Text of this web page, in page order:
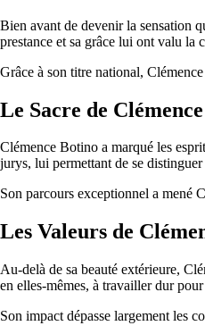
Bien avant de devenir la sensation
prestance et sa grâce lui ont valu la
Grâce à son titre national,
Le Sacre de
Clémence Botino a marqué les
jurys, lui permettant de se
Son parcours exceptionnel a mené
Les Valeurs de
Au-delà de sa beauté extérieure,
en elles-mêmes, à travailler dur
Son impact dépasse largement les